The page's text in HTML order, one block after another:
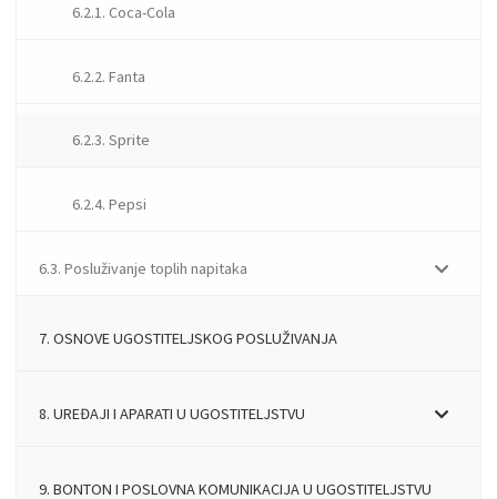
6.2.1. Coca-Cola
6.2.2. Fanta
6.2.3. Sprite
6.2.4. Pepsi
6.3. Posluživanje toplih napitaka
7. OSNOVE UGOSTITELJSKOG POSLUŽIVANJA
8. UREĐAJI I APARATI U UGOSTITELJSTVU
9. BONTON I POSLOVNA KOMUNIKACIJA U UGOSTITELJSTVU